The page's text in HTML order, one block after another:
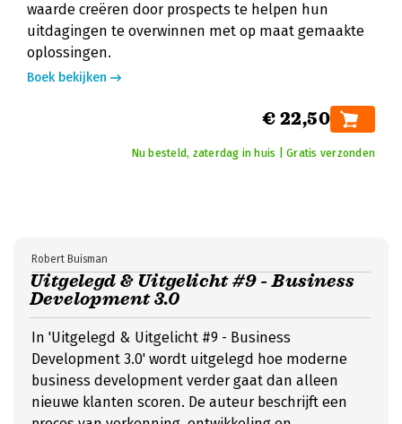
waarde creëren door prospects te helpen hun
uitdagingen te overwinnen met op maat gemaakte
oplossingen.
Boek bekijken
€ 22,50
Nu besteld, zaterdag in huis | Gratis verzonden
Uitgelegd & Uitgelicht #9 - Business
Development 3.0
Robert Buisman
In 'Uitgelegd & Uitgelicht #9 - Business
Development 3.0' wordt uitgelegd hoe moderne
business development verder gaat dan alleen
nieuwe klanten scoren. De auteur beschrijft een